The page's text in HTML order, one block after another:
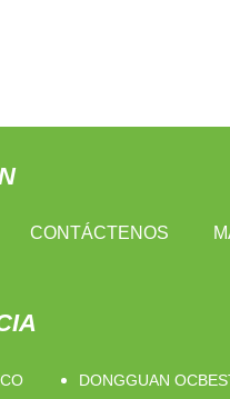
CONTÁCTENOS
DONGGUAN